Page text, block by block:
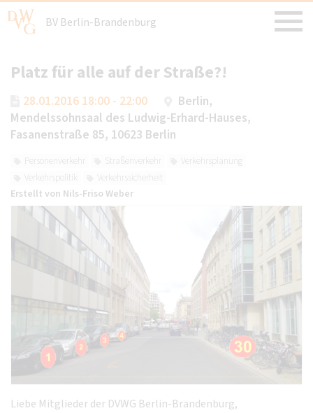
BV Berlin-Brandenburg
Platz für alle auf der Straße?!
28.01.2016 18:00 - 22:00
Berlin,
Mendelssohnsaal des Ludwig-Erhard-Hauses,
Fasanenstraße 85, 10623 Berlin
Personenverkehr Straßenverkehr
Verkehrsplanung
Verkehrspolitik
Verkehrssicherheit
Erstellt von Nils-Friso Weber
Liebe Mitglieder der DVWG Berlin-Brandenburg,